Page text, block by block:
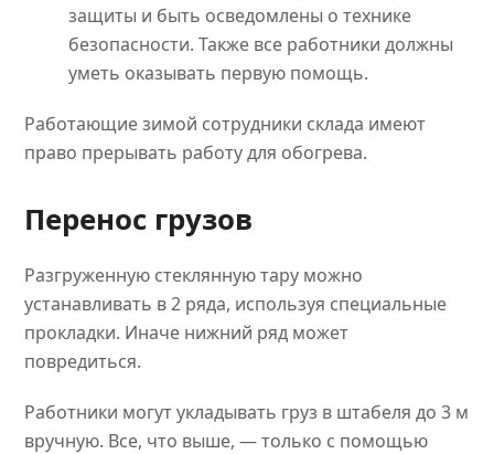
защиты и быть осведомлены о технике
безопасности. Также все работники должны
уметь оказывать первую помощь.
Работающие зимой сотрудники склада имеют
право прерывать работу для обогрева.
Перенос грузов
Разгруженную стеклянную тару можно
устанавливать в 2 ряда, используя специальные
прокладки. Иначе нижний ряд может
повредиться.
Работники могут укладывать груз в штабеля до 3 м
вручную. Все, что выше, — только с помощью